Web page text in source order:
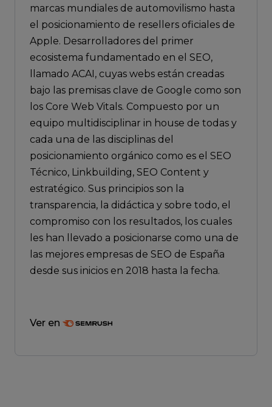
marcas mundiales de automovilismo hasta
el posicionamiento de resellers oficiales de
Apple. Desarrolladores del primer
ecosistema fundamentado en el SEO,
llamado ACAI, cuyas webs están creadas
bajo las premisas clave de Google como son
los Core Web Vitals. Compuesto por un
equipo multidisciplinar in house de todas y
cada una de las disciplinas del
posicionamiento orgánico como es el SEO
Técnico, Linkbuilding, SEO Content y
estratégico. Sus principios son la
transparencia, la didáctica y sobre todo, el
compromiso con los resultados, los cuales
les han llevado a posicionarse como una de
las mejores empresas de SEO de España
desde sus inicios en 2018 hasta la fecha.
Ver en